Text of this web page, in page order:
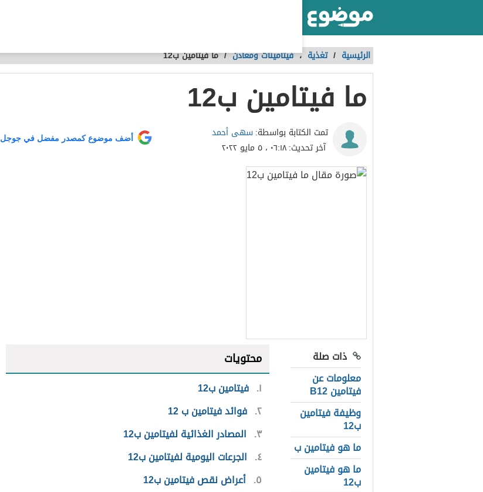
الرئيسية / تغذية ،فيتامينات ومعادن /ما فيتامين ب12
ما فيتامين ب12
تمت الكتابة بواسطة:سهى أحمد
آخر تحديث:٠٦:١٨ ، ٥ مايو ٢٠٢٢
أضف موضوع كمصدر مفضل في جوجل
ذات صلة
معلومات عن
فيتامين B12
وظيفة فيتامين
ب12
ما هو فيتامين ب
ما هو فيتامين
ب12
محتويات
١ فيتامين ب12
٢ فوائد فيتامين ب 12
٣ المصادر الغذائية لفيتامين ب12
٤ الجرعات اليومية لفيتامين ب12
٥ أعراض نقص فيتامين ب12